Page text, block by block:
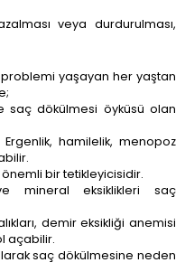
veya durdurulması,
yaşayan her yaştan
saç dökülmesi öyküsü olan
Ergenlik, hamilelik, menopoz
bir tetikleyicisidir.
mineral eksiklikleri saç
demir eksikliği anemisi
açabilir.
saç dökülmesine neden